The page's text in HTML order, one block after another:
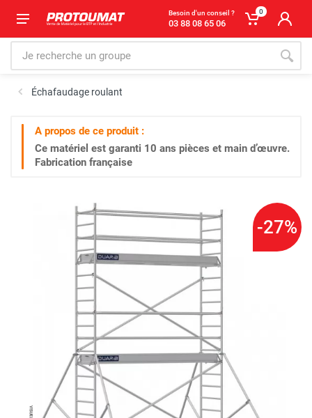
Besoin d'un conseil ?
03 88 08 65 06
0
Échafaudage roulant
A propos de ce produit :
Ce matériel est garanti 10 ans pièces et main d’œuvre.
Fabrication française
-27%